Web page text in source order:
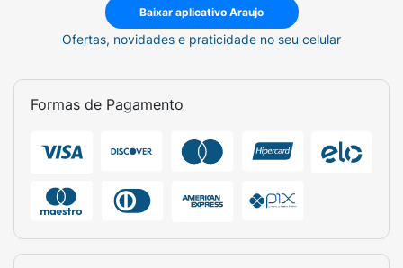
Baixar aplicativo Araujo
Ofertas, novidades e praticidade no seu celular
Formas de Pagamento